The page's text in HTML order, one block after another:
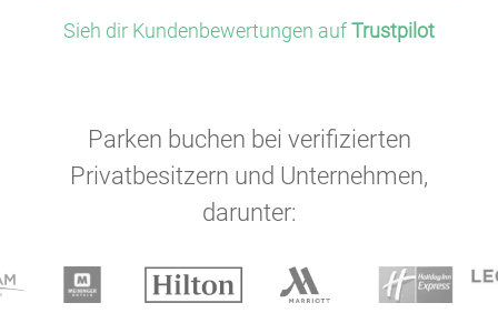
Sieh dir Kundenbewertungen aufTrustpilot
Parken buchen bei verifizierten
Privatbesitzern und Unternehmen,
darunter: